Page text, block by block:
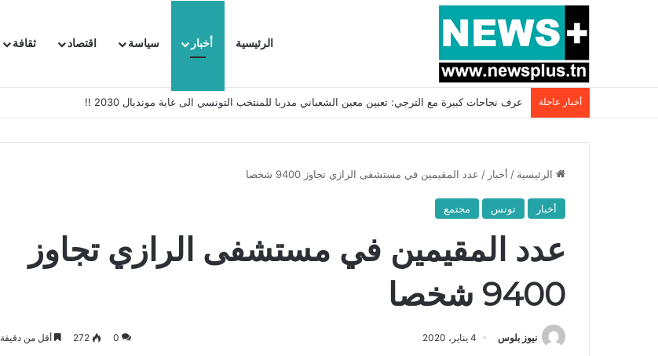
الرئيسية أخبار سياسة اقتصاد ثقافة
أخبار عاجلة بسبب المرزوقي وبتكليف من سعيّد: الخارجية تستدعي السفيرة الفرنسية بتونس وتبلغها احتجاجا شديد اللهجة !!
الرئيسية / أخبار / عدد المقيمين في مستشفى الرازي تجاوز 9400 شخصا
أخبار تونس مجتمع
عدد المقيمين في مستشفى الرازي تجاوز
9400 شخصا
نيوز بلوس 4 يناير، 2020 0
272 أقل من دقيقة